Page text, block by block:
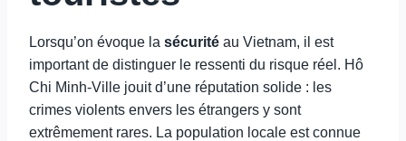
Lorsqu’on évoque la sécurité au Vietnam, il est
important de distinguer le ressenti du risque réel. Hô
Chi Minh-Ville jouit d’une réputation solide : les
crimes violents envers les étrangers y sont
extrêmement rares. La population locale est connue